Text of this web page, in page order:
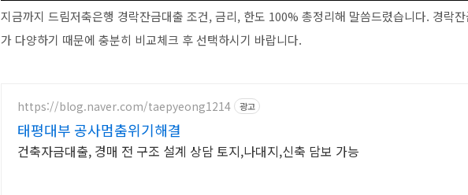
지금까지 드림저축은행 경락잔금대출 조건, 금리, 한도 100% 총정리해 말씀드렸습니다. 경락
가 다양하기 때문에 충분히 비교체크 후 선택하시기 바랍니다.
https://blog.naver.com/taepyeong1214 광고
태평대부 공사멈춤위기해결
건축자금대출, 경매 전 구조 설계 상담 토지,나대지,신축 담보 가능